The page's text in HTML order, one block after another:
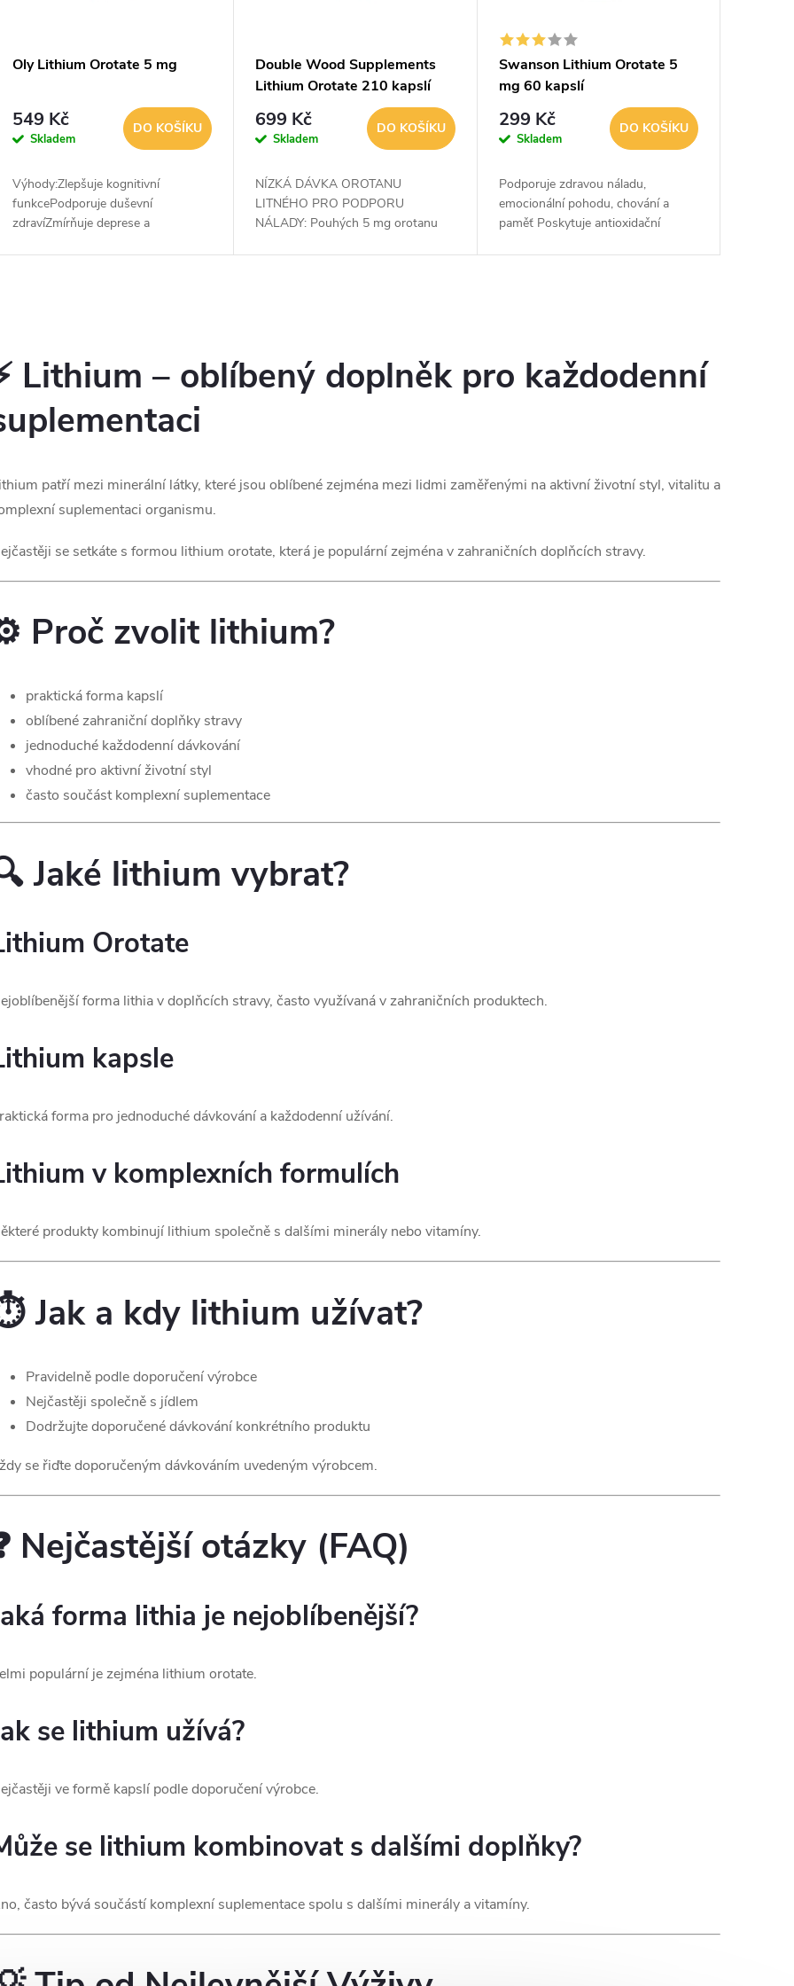
Oly Lithium Orotate 5 mg
549 Kč
Skladem
DO KOŠÍKU
Výhody:Zlepšuje kognitivní
funkcePodporuje duševní
zdravíZmírňuje deprese a
Double Wood Supplements
Lithium Orotate 210 kapslí
699 Kč
Skladem
DO KOŠÍKU
NÍZKÁ DÁVKA OROTANU
LITNÉHO PRO PODPORU
NÁLADY: Pouhých 5 mg orotanu
Swanson Lithium Orotate 5
mg 60 kapslí
299 Kč
Skladem
DO KOŠÍKU
Podporuje zdravou náladu,
emocionální pohodu, chování a
paměť Poskytuje antioxidační
Lithium – oblíbený doplněk pro každodenní
patří mezi minerální látky, které jsou oblíbené zejména mezi lidmi zaměřenými na aktivní životní styl, vitalitu a
suplementaci organismu.
se setkáte s formou lithium orotate, která je populární zejména v zahraničních doplňcích stravy.
Proč zvolit lithium?
praktická forma kapslí
oblíbené zahraniční doplňky stravy
jednoduché každodenní dávkování
vhodné pro aktivní životní styl
často součást komplexní suplementace
Jaké lithium vybrat?
Orotate
forma lithia v doplňcích stravy, často využívaná v zahraničních produktech.
kapsle
forma pro jednoduché dávkování a každodenní užívání.
v komplexních formulích
produkty kombinují lithium společně s dalšími minerály nebo vitamíny.
Jak a kdy lithium užívat?
Pravidelně podle doporučení výrobce
Nejčastěji společně s jídlem
Dodržujte doporučené dávkování konkrétního produktu
se řiďte doporučeným dávkováním uvedeným výrobcem.
Nejčastější otázky (FAQ)
forma lithia je nejoblíbenější?
populární je zejména lithium orotate.
se lithium užívá?
ve formě kapslí podle doporučení výrobce.
se lithium kombinovat s dalšími doplňky?
často bývá součástí komplexní suplementace spolu s dalšími minerály a vitamíny.